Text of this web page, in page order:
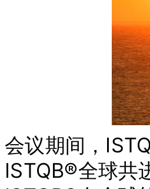
会议期间，
ISTQB®全球共